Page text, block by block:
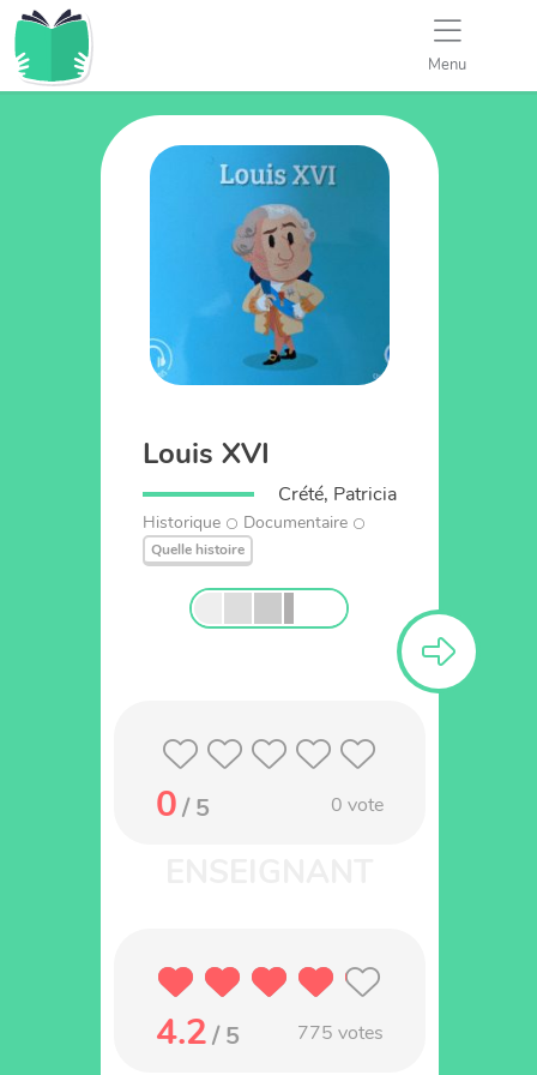
Menu
Louis XVI
Crété, Patricia
Historique Documentaire
Quelle histoire
0/ 5 0 vote
4.2/ 5 775 votes